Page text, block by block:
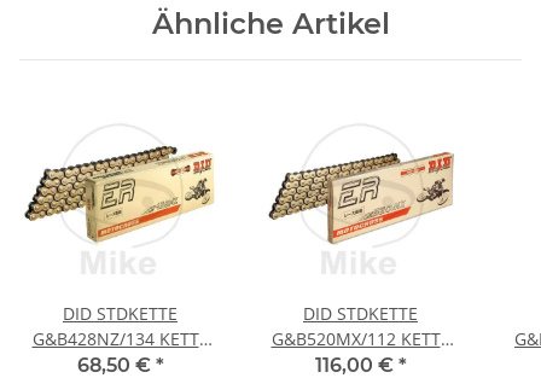
Ähnliche Artikel
DID STDKETTE
G&B428NZ/134 KETTE
OFFEN M CLIPSCHLOSS
68,50 € *
DID STDKETTE
G&B520MX/112 KETTE
OFFEN M CLIPSCHLOSS
116,00 € *